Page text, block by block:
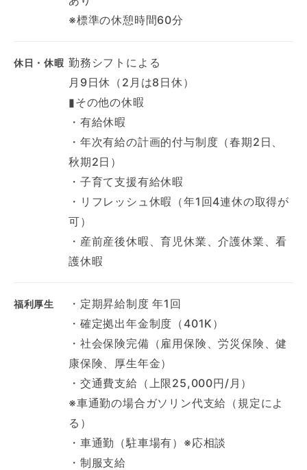
※標準の休憩時間60分
休日・休暇 勤務シフトによる
月9日休（2月は8日休）
▮その他の休暇
・有給休暇
・年次有給の計画的付与制度（春期2日、
秋期2日）
・子育て支援有給休暇
・リフレッシュ休暇（年1回4連休の取得が
可）
・産前産後休暇、育児休業、介護休業、看
護休暇
福利厚生
・定期昇給制度 年1回
・確定拠出年金制度（401K）
・社会保険完備（雇用保険、労災保険、健
康保険、厚生年金）
・交通費支給（上限25,000円/月）
※車通勤の場合ガソリン代支給（規定によ
る）
・車通勤（駐車場有）※応相談
・制服支給